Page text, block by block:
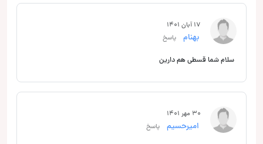
17 آبان 1401
بهنام پاسخ
سلام شما قسطی هم دارین
30 مهر 1401
امیرحسیم پاسخ